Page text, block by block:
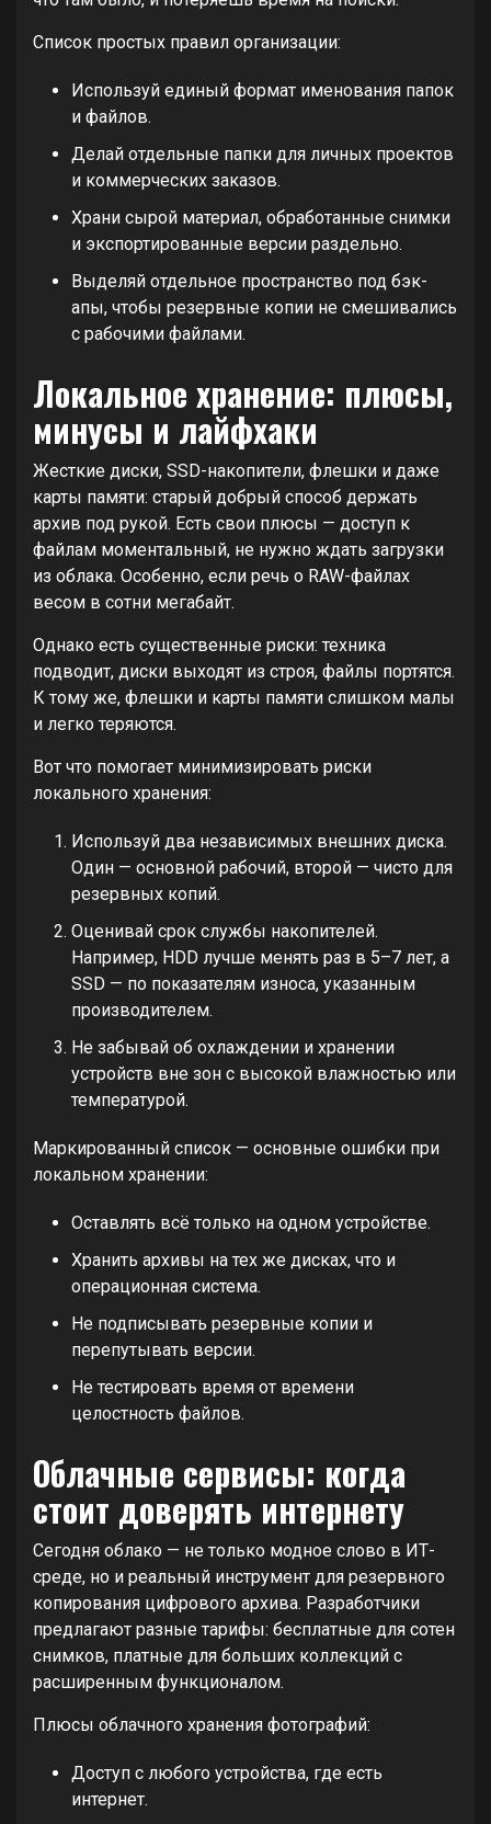
Список простых правил организации:
Используй единый формат именования папок
и файлов.
Делай отдельные папки для личных проектов
и коммерческих заказов.
Храни сырой материал, обработанные снимки
и экспортированные версии раздельно.
Выделяй отдельное пространство под бэк-
апы, чтобы резервные копии не смешивались
с рабочими файлами.
Локальное хранение: плюсы,
минусы и лайфхаки
Жесткие диски, SSD-накопители, флешки и даже
карты памяти: старый добрый способ держать
архив под рукой. Есть свои плюсы — доступ к
файлам моментальный, не нужно ждать загрузки
из облака. Особенно, если речь о RAW-файлах
весом в сотни мегабайт.
Однако есть существенные риски: техника
подводит, диски выходят из строя, файлы портятся.
К тому же, флешки и карты памяти слишком малы
и легко теряются.
Вот что помогает минимизировать риски
локального хранения:
Используй два независимых внешних диска.
Один — основной рабочий, второй — чисто для
резервных копий.
Оценивай срок службы накопителей.
Например, HDD лучше менять раз в 5–7 лет, а
SSD — по показателям износа, указанным
производителем.
Не забывай об охлаждении и хранении
устройств вне зон с высокой влажностью или
температурой.
Маркированный список — основные ошибки при
локальном хранении:
Оставлять всё только на одном устройстве.
Хранить архивы на тех же дисках, что и
операционная система.
Не подписывать резервные копии и
перепутывать версии.
Не тестировать время от времени
целостность файлов.
Облачные сервисы: когда
стоит доверять интернету
Сегодня облако — не только модное слово в ИТ-
среде, но и реальный инструмент для резервного
копирования цифрового архива. Разработчики
предлагают разные тарифы: бесплатные для сотен
снимков, платные для больших коллекций с
расширенным функционалом.
Плюсы облачного хранения фотографий:
Доступ с любого устройства, где есть
интернет.